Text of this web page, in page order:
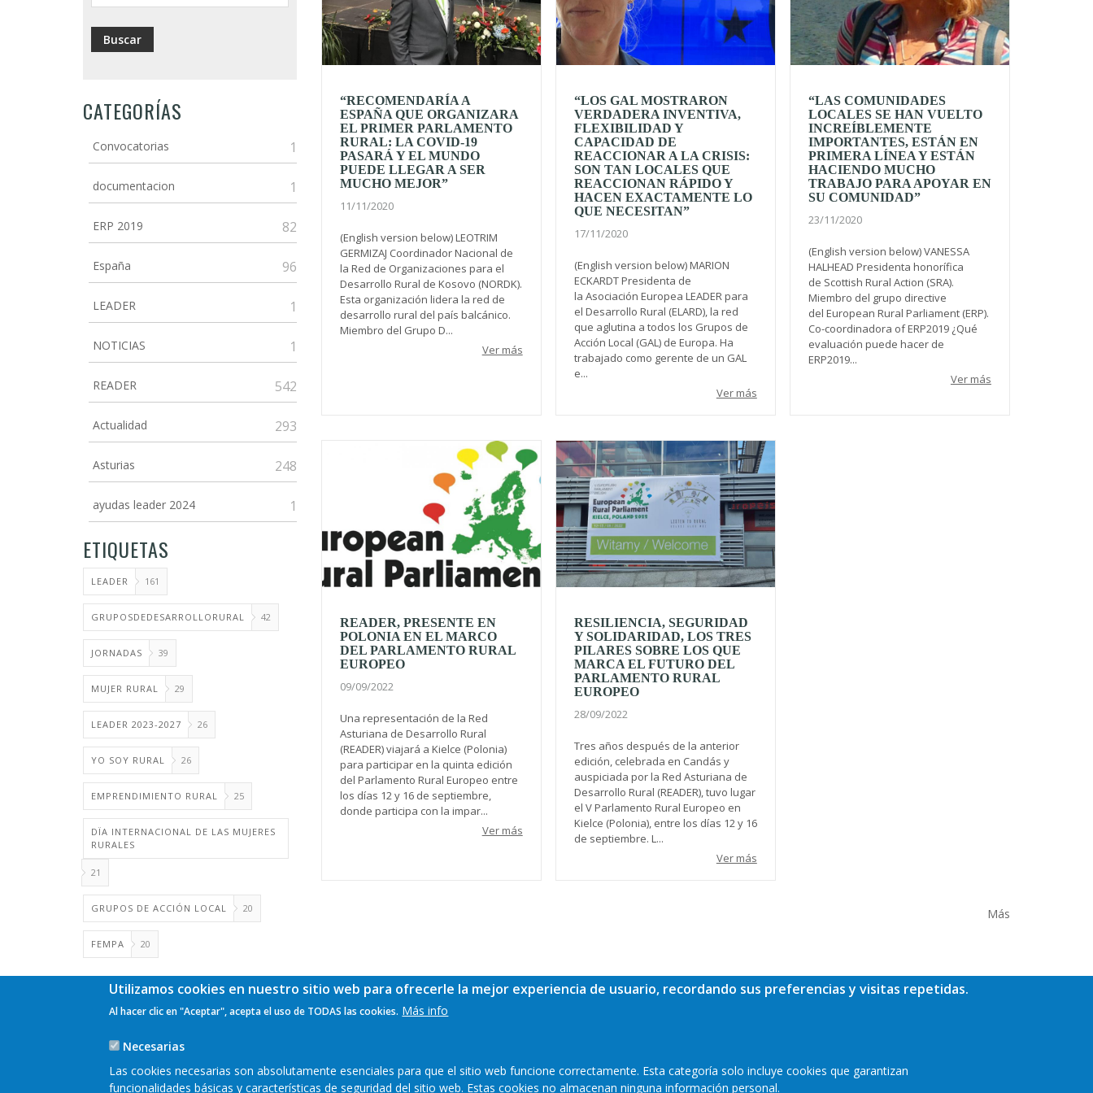
CATEGORÍAS
Convocatorias 1
documentacion 1
ERP 2019 82
España 96
LEADER 1
NOTICIAS 1
READER 542
Actualidad 293
Asturias 248
ayudas leader 2024 1
ETIQUETAS
LEADER 161
GRUPOSDEDESARROLLORURAL 42
JORNADAS 39
MUJER RURAL 29
LEADER 2023-2027 26
YO SOY RURAL 26
EMPRENDIMIENTO RURAL 25
DÏA INTERNACIONAL DE LAS MUJERES
RURALES
21
GRUPOS DE ACCIÓN LOCAL 20
FEMPA 20
“RECOMENDARÍA A
ESPAÑA QUE ORGANIZARA
EL PRIMER PARLAMENTO
RURAL: LA COVID-19
PASARÁ Y EL MUNDO
PUEDE LLEGAR A SER
MUCHO MEJOR”
11/11/2020
(English version below) LEOTRIM
GERMIZAJ Coordinador Nacional de
la Red de Organizaciones para el
Desarrollo Rural de Kosovo (NORDK).
Esta organización lidera la red de
desarrollo rural del país balcánico.
Miembro del Grupo D...
Ver más
“LOS GAL MOSTRARON
VERDADERA INVENTIVA,
FLEXIBILIDAD Y
CAPACIDAD DE
REACCIONAR A LA CRISIS:
SON TAN LOCALES QUE
REACCIONAN RÁPIDO Y
HACEN EXACTAMENTE LO
QUE NECESITAN”
17/11/2020
(English version below) MARION
ECKARDT Presidenta de
la Asociación Europea LEADER para
el Desarrollo Rural (ELARD), la red
que aglutina a todos los Grupos de
Acción Local (GAL) de Europa. Ha
trabajado como gerente de un GAL
e...
Ver más
“LAS COMUNIDADES
LOCALES SE HAN VUELTO
INCREÍBLEMENTE
IMPORTANTES, ESTÁN EN
PRIMERA LÍNEA Y ESTÁN
HACIENDO MUCHO
TRABAJO PARA APOYAR EN
SU COMUNIDAD”
23/11/2020
(English version below) VANESSA
HALHEAD Presidenta honorífica
de Scottish Rural Action (SRA).
Miembro del grupo directive
del European Rural Parliament (ERP).
Co-coordinadora of ERP2019 ¿Qué
evaluación puede hacer de
ERP2019...
Ver más
READER, PRESENTE EN
POLONIA EN EL MARCO
DEL PARLAMENTO RURAL
EUROPEO
09/09/2022
Una representación de la Red
Asturiana de Desarrollo Rural
(READER) viajará a Kielce (Polonia)
para participar en la quinta edición
del Parlamento Rural Europeo entre
los días 12 y 16 de septiembre,
donde participa con la impar...
Ver más
RESILIENCIA, SEGURIDAD
Y SOLIDARIDAD, LOS TRES
PILARES SOBRE LOS QUE
MARCA EL FUTURO DEL
PARLAMENTO RURAL
EUROPEO
28/09/2022
Tres años después de la anterior
edición, celebrada en Candás y
auspiciada por la Red Asturiana de
Desarrollo Rural (READER), tuvo lugar
el V Parlamento Rural Europeo en
Kielce (Polonia), entre los días 12 y 16
de septiembre. L...
Ver más
Más
Utilizamos cookies en nuestro sitio web para ofrecerle la mejor experiencia de usuario, recordando sus preferencias y visitas repetidas.
Al hacer clic en "Aceptar", acepta el uso de TODAS las cookies. Más info
Necesarias
Las cookies necesarias son absolutamente esenciales para que el sitio web funcione correctamente. Esta categoría solo incluye cookies que garantizan
funcionalidades básicas y características de seguridad del sitio web. Estas cookies no almacenan ninguna información personal.